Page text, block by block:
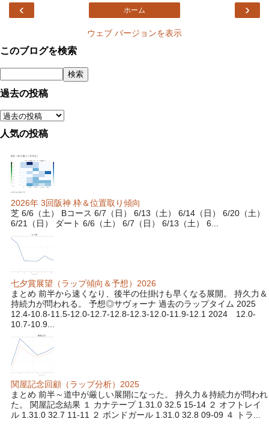
‹ ›
ホーム
ウェブ バージョンを表示
このブログを検索
過去の投稿
人気の投稿
2026年 3回阪神 枠＆位置取り傾向
芝 6/6（土） Bコース 6/7（日） 6/13（土） 6/14（日） 6/20（土）
6/21（日） ダート 6/6（土） 6/7（日） 6/13（土） 6...
七夕賞展望（ラップ傾向＆予想）2026
まとめ 前半から速くなり、後半の仕掛けも早くなる展開。 持久力＆
持続力が問われる。 予想◎サヴォーナ 過去のラップタイム 2025
12.4-10.8-11.5-12.0-12.7-12.8-12.3-12.0-11.9-12.1 2024 12.0-
10.7-10.9...
関屋記念回顧（ラップ分析）2025
まとめ 前半～道中が厳しい展開になった。 持久力＆持続力が問われ
た。 関屋記念結果 １ カナテープ 1.31.0 32.5 15-14 ２ オフトレイ
ル 1.31.0 32.7 11-11 ２ ボンドガール 1.31.0 32.8 09-09 ４ トラ...